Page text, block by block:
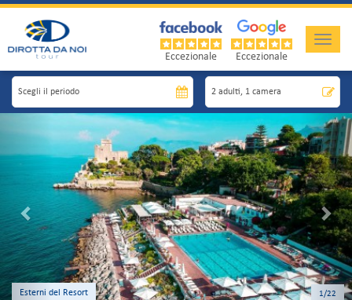
Toggle
Eccezionale Eccezionale
Camera 2/22
Previous